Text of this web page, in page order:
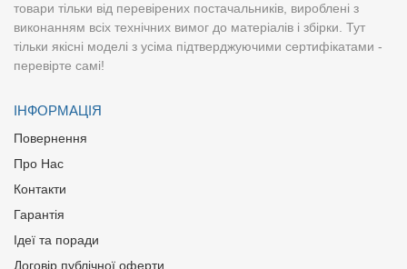
товари тільки від перевірених постачальників, вироблені з
виконанням всіх технічних вимог до матеріалів і збірки. Тут
тільки якісні моделі з усіма підтверджуючими сертифікатами -
перевірте самі!
ІНФОРМАЦІЯ
Повернення
Про Нас
Контакти
Гарантія
Ідеї та поради
Договір публічної оферти